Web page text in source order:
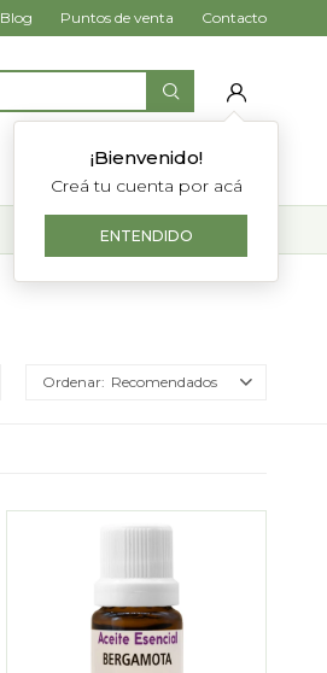
¡Bienvenido!
Creá tu cuenta por acá
ENTENDIDO
Blog Puntos de venta Contacto
Recomendados